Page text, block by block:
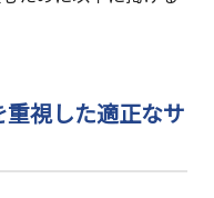
視した適正なサ